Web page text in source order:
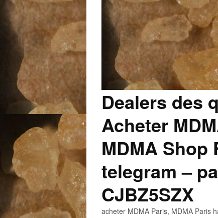
Dealers des
Acheter
MDMA Shop
telegram –
CJBZ5SZX
acheter MDMA Paris, MDMA Paris